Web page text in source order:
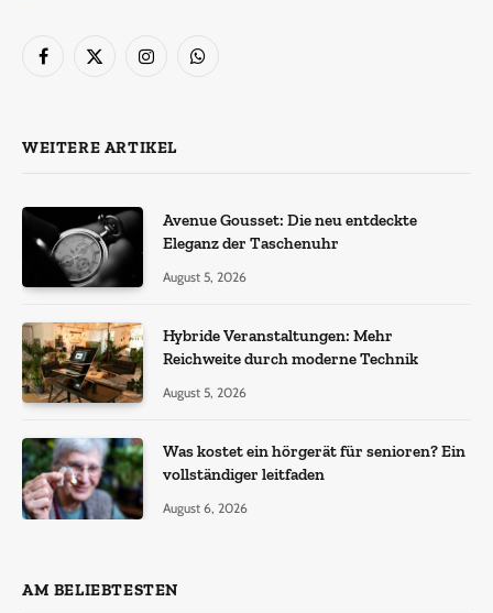
Facebook
X
InstagramWhatsApp
WEITERE ARTIKEL
Avenue Gousset: Die neu entdeckte
Eleganz der Taschenuhr
August 5, 2026
Hybride Veranstaltungen: Mehr
Reichweite durch moderne Technik
August 5, 2026
Was kostet ein hörgerät für senioren? Ein
vollständiger leitfaden
August 6, 2026
AM BELIEBTESTEN